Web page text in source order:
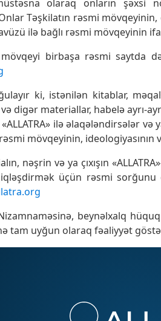
olaraq onların şəxsi
Təşkilatın rəsmi
ilə bağlı rəsmi mövqeyinin
mövqeyi birbaşa rəsmi
ki, istənilən kitablar,
digər materiallar, habelə ayrı-
ilə əlaqələndirsələr
rəsmi mövqeyinin,
nəşrin və ya çıxışın
üçün rəsmi
Nizamnaməsinə, beynəlxalq
tam uyğun olaraq fəaliyyət